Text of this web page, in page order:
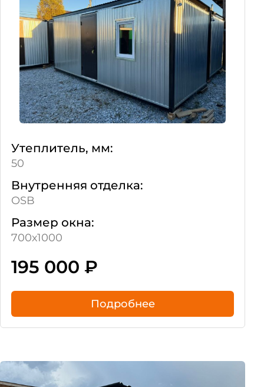
Утеплитель, мм:
50
Внутренняя отделка:
OSB
Размер окна:
700х1000
195 000 ₽
Подробнее